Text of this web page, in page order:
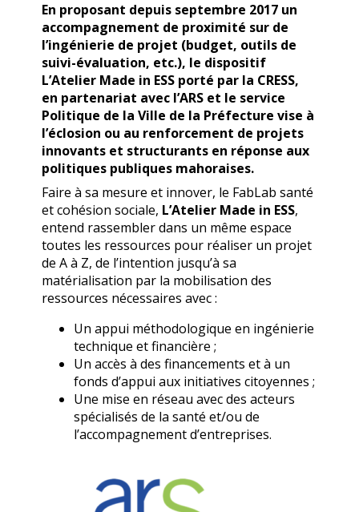
En proposant depuis septembre 2017 un
accompagnement de proximité sur de
l’ingénierie de projet (budget, outils de
suivi-évaluation, etc.), le dispositif
L’Atelier Made in ESS porté par la CRESS,
en partenariat avec l’ARS et le service
Politique de la Ville de la Préfecture vise à
l’éclosion ou au renforcement de projets
innovants et structurants en réponse aux
politiques publiques mahoraises.
Faire à sa mesure et innover, le FabLab santé
et cohésion sociale, L’Atelier Made in ESS,
entend rassembler dans un même espace
toutes les ressources pour réaliser un projet
de A à Z, de l’intention jusqu’à sa
matérialisation par la mobilisation des
ressources nécessaires avec :
Un appui méthodologique en ingénierie
technique et financière ;
Un accès à des financements et à un
fonds d’appui aux initiatives citoyennes ;
Une mise en réseau avec des acteurs
spécialisés de la santé et/ou de
l’accompagnement d’entreprises.